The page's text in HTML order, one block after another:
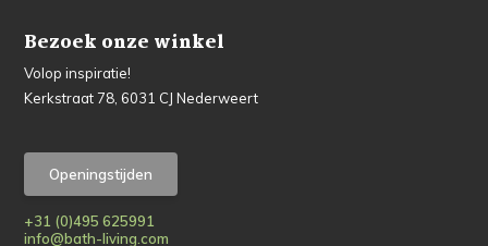
Bezoek onze winkel
Volop inspiratie!
Kerkstraat 78, 6031 CJ Nederweert
Openingstijden
+31 (0)495 625991
info@bath-living.com